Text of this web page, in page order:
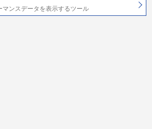
マンスデータを表示するツール